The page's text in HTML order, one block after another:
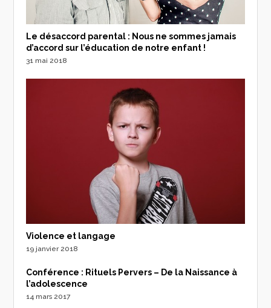
Le désaccord parental : Nous ne sommes jamais
d’accord sur l’éducation de notre enfant !
31 mai 2018
Violence et langage
19 janvier 2018
Conférence : Rituels Pervers – De la Naissance à
l’adolescence
14 mars 2017